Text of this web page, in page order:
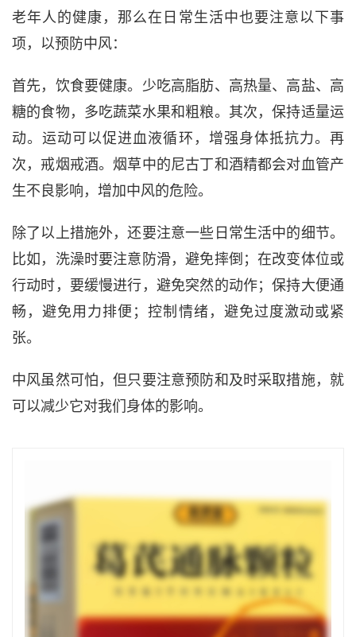
老年人的健康，那么在日常生活中也要注意以下事
项，以预防中风：
首先，饮食要健康。少吃高脂肪、高热量、高盐、高
糖的食物，多吃蔬菜水果和粗粮。其次，保持适量运
动。运动可以促进血液循环，增强身体抵抗力。再
次，戒烟戒酒。烟草中的尼古丁和酒精都会对血管产
生不良影响，增加中风的危险。
除了以上措施外，还要注意一些日常生活中的细节。
比如，洗澡时要注意防滑，避免摔倒；在改变体位或
行动时，要缓慢进行，避免突然的动作；保持大便通
畅，避免用力排便；控制情绪，避免过度激动或紧
张。
中风虽然可怕，但只要注意预防和及时采取措施，就
可以减少它对我们身体的影响。